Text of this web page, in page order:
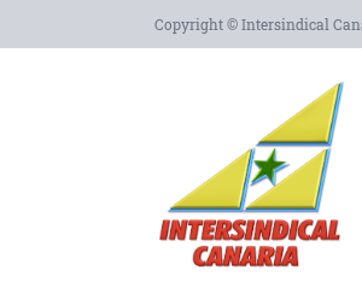
Copyright © Intersindical